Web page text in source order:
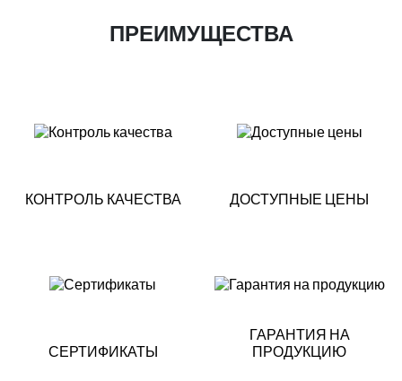
ПРЕИМУЩЕСТВА
КОНТРОЛЬ КАЧЕСТВА ДОСТУПНЫЕ ЦЕНЫ
СЕРТИФИКАТЫ
ГАРАНТИЯ НА
ПРОДУКЦИЮ